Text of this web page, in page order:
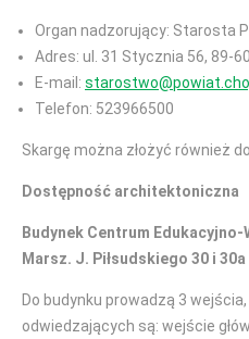
Organ nadzorujący: Starosta
Adres: ul. 31 Stycznia 56, 89-
E-mail:
Telefon: 523966500
Skargę można złożyć również do
Dostępność architektoniczna
Budynek Centrum
Marsz. J. Piłsudskiego 30 i 30a
Do budynku prowadzą 3
odwiedzających są: wejście